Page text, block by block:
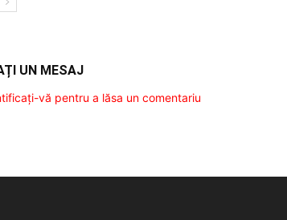
UN MESAJ
vă pentru a lăsa un comentariu